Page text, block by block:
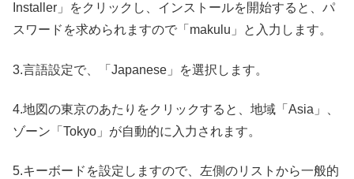
Installer」をクリックし、インストールを開始すると、パ
スワードを求められますので「makulu」と入力します。
3.言語設定で、「Japanese」を選択します。
4.地図の東京のあたりをクリックすると、地域「Asia」、
ゾーン「Tokyo」が自動的に入力されます。
5.キーボードを設定しますので、左側のリストから一般的